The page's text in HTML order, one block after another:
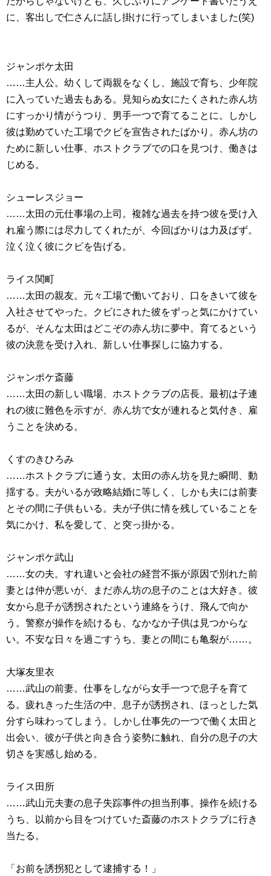
に、客出しで仁さんに話し掛けに行ってしまいました(笑)
ジャンポケ太田
……主人公。幼くして両親をなくし、施設で育ち、少年院
に入っていた過去もある。見知らぬ女にたくされた赤ん坊
にすっかり情がうつり、男手一つで育てることに。しかし
彼は勤めていた工場でクビを宣告されたばかり。赤ん坊の
ために新しい仕事、ホストクラブでの口を見つけ、働きは
じめる。
シューレスジョー
……太田の元仕事場の上司。複雑な過去を持つ彼を受け入
れ雇う際には尽力してくれたが、今回ばかりは力及ばず。
泣く泣く彼にクビを告げる。
ライス関町
……太田の親友。元々工場で働いており、口をきいて彼を
入社させてやった。クビにされた彼をずっと気にかけてい
るが、そんな太田はどこぞの赤ん坊に夢中。育てるという
彼の決意を受け入れ、新しい仕事探しに協力する。
ジャンポケ斎藤
……太田の新しい職場、ホストクラブの店長。最初は子連
れの彼に難色を示すが、赤ん坊で女が連れると気付き、雇
うことを決める。
くすのきひろみ
……ホストクラブに通う女。太田の赤ん坊を見た瞬間、動
揺する。夫がいるが政略結婚に等しく、しかも夫には前妻
とその間に子供もいる。夫が子供に情を残していることを
気にかけ、私を愛して、と突っ掛かる。
ジャンポケ武山
……女の夫。すれ違いと会社の経営不振が原因で別れた前
妻とは仲が悪いが、まだ赤ん坊の息子のことは大好き。彼
女から息子が誘拐されたという連絡をうけ、飛んで向か
う。警察が操作を続けるも、なかなか子供は見つからな
い。不安な日々を過ごすうち、妻との間にも亀裂が……。
大塚友里衣
……武山の前妻。仕事をしながら女手一つで息子を育て
る。疲れきった生活の中、息子が誘拐され、ほっとした気
分すら味わってしまう。しかし仕事先の一つで働く太田と
出会い、彼が子供と向き合う姿勢に触れ、自分の息子の大
切さを実感し始める。
ライス田所
……武山元夫妻の息子失踪事件の担当刑事。操作を続ける
うち、以前から目をつけていた斎藤のホストクラブに行き
当たる。
「お前を誘拐犯として逮捕する！」